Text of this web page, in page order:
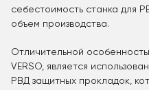
себестоимость станка для
объем производства.
Отличительной
VERSO, является
РВД защитных прокладок,